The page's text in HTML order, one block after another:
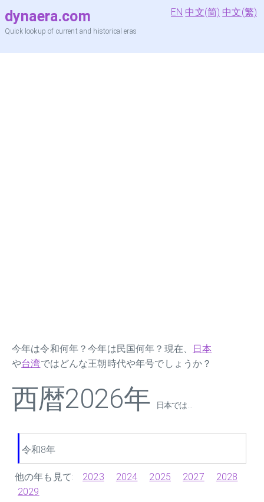
dynaera.com
Quick lookup of current and historical eras
EN 中文(简) 中文(繁)
今年は令和何年？今年は民国何年？現在、
日本
や台湾ではどんな王朝時代や年号でしょうか？
西暦2026年 日本では ...
令和8年
他の年も見て: 2023 2024 2025 2027
2028
2029